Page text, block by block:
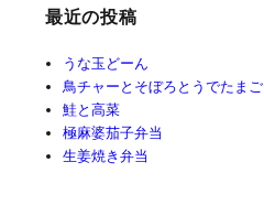
最近の投稿
うな玉どーん
鳥チャーとそぼろとうでたまご
鮭と高菜
極麻婆茄子弁当
生姜焼き弁当